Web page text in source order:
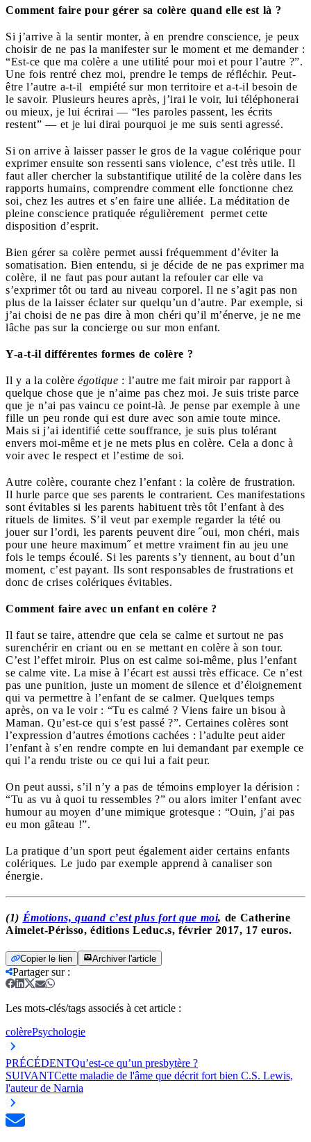
Comment faire pour gérer sa colère quand elle est là ?
Si j’arrive à la sentir monter, à en prendre conscience, je peux
choisir de ne pas la manifester sur le moment et me demander :
“Est-ce que ma colère a une utilité pour moi et pour l’autre ?”.
Une fois rentré chez moi, prendre le temps de réfléchir. Peut-
être l’autre a-t-il empiété sur mon territoire et a-t-il besoin de
le savoir. Plusieurs heures après, j’irai le voir, lui téléphonerai
ou mieux, je lui écrirai — “les paroles passent, les écrits
restent” — et je lui dirai pourquoi je me suis senti agressé.
Si on arrive à laisser passer le gros de la vague colérique pour
exprimer ensuite son ressenti sans violence, c’est très utile. Il
faut aller chercher la substantifique utilité de la colère dans les
rapports humains, comprendre comment elle fonctionne chez
soi, chez les autres et s’en faire une alliée. La méditation de
pleine conscience pratiquée régulièrement permet cette
disposition d’esprit.
Bien gérer sa colère permet aussi fréquemment d’éviter la
somatisation. Bien entendu, si je décide de ne pas exprimer ma
colère, il ne faut pas pour autant la refouler car elle va
s’exprimer tôt ou tard au niveau corporel. Il ne s’agit pas non
plus de la laisser éclater sur quelqu’un d’autre. Par exemple, si
j’ai choisi de ne pas dire à mon chéri qu’il m’énerve, je ne me
lâche pas sur la concierge ou sur mon enfant.
Y-a-t-il différentes formes de colère ?
Il y a la colère égotique : l’autre me fait miroir par rapport à
quelque chose que je n’aime pas chez moi. Je suis triste parce
que je n’ai pas vaincu ce point-là. Je pense par exemple à une
fille un peu ronde qui est dure avec son amie toute mince.
Mais si j’ai identifié cette souffrance, je suis plus tolérant
envers moi-même et je ne mets plus en colère. Cela a donc à
voir avec le respect et l’estime de soi.
Autre colère, courante chez l’enfant : la colère de frustration.
Il hurle parce que ses parents le contrarient. Ces manifestations
sont évitables si les parents habituent très tôt l’enfant à des
rituels de limites. S’il veut par exemple regarder la tété ou
jouer sur l’ordi, les parents peuvent dire ˝oui, mon chéri, mais
pour une heure maximum˝ et mettre vraiment fin au jeu une
fois le temps écoulé. Si les parents s’y tiennent, au bout d’un
moment, c’est payant. Ils sont responsables de frustrations et
donc de crises colériques évitables.
Comment faire avec un enfant en colère ?
Il faut se taire, attendre que cela se calme et surtout ne pas
surenchérir en criant ou en se mettant en colère à son tour.
C’est l’effet miroir. Plus on est calme soi-même, plus l’enfant
se calme vite. La mise à l’écart est aussi très efficace. Ce n’est
pas une punition, juste un moment de silence et d’éloignement
qui va permettre à l’enfant de se calmer. Quelques temps
après, on va le voir : “Tu es calmé ? Viens faire un bisou à
Maman. Qu’est-ce qui s’est passé ?”. Certaines colères sont
l’expression d’autres émotions cachées : l’adulte peut aider
l’enfant à s’en rendre compte en lui demandant par exemple ce
qui l’a rendu triste ou ce qui lui a fait peur.
On peut aussi, s’il n’y a pas de témoins employer la dérision :
“Tu as vu à quoi tu ressembles ?” ou alors imiter l’enfant avec
humour au moyen d’une mimique grotesque : “Ouin, j’ai pas
eu mon gâteau !”.
La pratique d’un sport peut également aider certains enfants
colériques. Le judo par exemple apprend à canaliser son
énergie.
(1) Émotions, quand c’est plus fort que moi, de Catherine
Aimelet-Périsso, éditions Leduc.s, février 2017, 17 euros.
Copier le lien Archiver l'article
Partager sur:
Les mots-clés/tags associés à cet article :
colèrePsychologie
PRÉCÉDENTQu’est-ce qu’un presbytère ?
SUIVANTCette maladie de l'âme que décrit fort bien C.S. Lewis,
l'auteur de Narnia